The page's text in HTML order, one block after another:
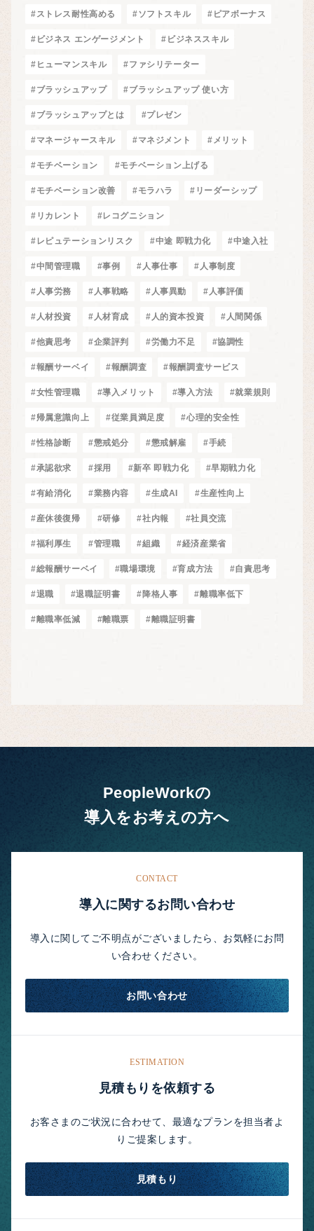
#ストレス耐性高める #ソフトスキル #ピアボーナス
#ビジネス エンゲージメント #ビジネススキル
#ヒューマンスキル #ファシリテーター
#ブラッシュアップ #ブラッシュアップ 使い方
#ブラッシュアップとは #プレゼン
#マネージャースキル #マネジメント #メリット
#モチベーション #モチベーション上げる
#モチベーション改善 #モラハラ #リーダーシップ
#リカレント #レコグニション
#レピュテーションリスク #中途 即戦力化 #中途入社
#中間管理職 #事例 #人事仕事 #人事制度
#人事労務 #人事戦略 #人事異動 #人事評価
#人材投資 #人材育成 #人的資本投資 #人間関係
#他責思考 #企業評判 #労働力不足 #協調性
#報酬サーベイ #報酬調査 #報酬調査サービス
#女性管理職 #導入メリット #導入方法 #就業規則
#帰属意識向上 #従業員満足度 #心理的安全性
#性格診断 #懲戒処分 #懲戒解雇 #手続
#承認欲求 #採用 #新卒 即戦力化 #早期戦力化
#有給消化 #業務内容 #生成AI #生産性向上
#産休後復帰 #研修 #社内報 #社員交流
#福利厚生 #管理職 #組織 #経済産業省
#総報酬サーベイ #職場環境 #育成方法 #自責思考
#退職 #退職証明書 #降格人事 #離職率低下
#離職率低減 #離職票 #離職証明書
PeopleWorkの
導入をお考えの方へ
CONTACT
導入に関するお問い合わせ
導入に関してご不明点がございましたら、お気軽にお問
い合わせください。
お問い合わせ
ESTIMATION
見積もりを依頼する
お客さまのご状況に合わせて、最適なプランを担当者よ
りご提案します。
見積もり